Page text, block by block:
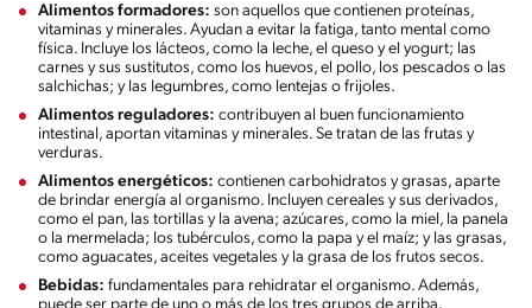
Alimentos formadores: son aquellos que contienen proteínas,
vitaminas y minerales. Ayudan a evitar la fatiga, tanto mental como
física. Incluye los lácteos, como la leche, el queso y el yogurt; las
carnes y sus sustitutos, como los huevos, el pollo, los pescados o las
salchichas; y las legumbres, como lentejas o frijoles.
Alimentos reguladores: contribuyen al buen funcionamiento
intestinal, aportan vitaminas y minerales. Se tratan de las frutas y
verduras.
Alimentos energéticos: contienen carbohidratos y grasas, aparte
de brindar energía al organismo. Incluyen cereales y sus derivados,
como el pan, las tortillas y la avena; azúcares, como la miel, la panela
o la mermelada; los tubérculos, como la papa y el maíz; y las grasas,
como aguacates, aceites vegetales y la grasa de los frutos secos.
Bebidas: fundamentales para rehidratar el organismo. Además,